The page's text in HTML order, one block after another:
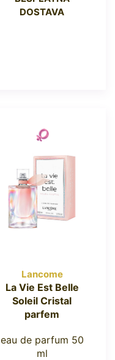
DOSTAVA
Lancome
La Vie Est Belle
Soleil Cristal
parfem
eau de parfum 50
ml